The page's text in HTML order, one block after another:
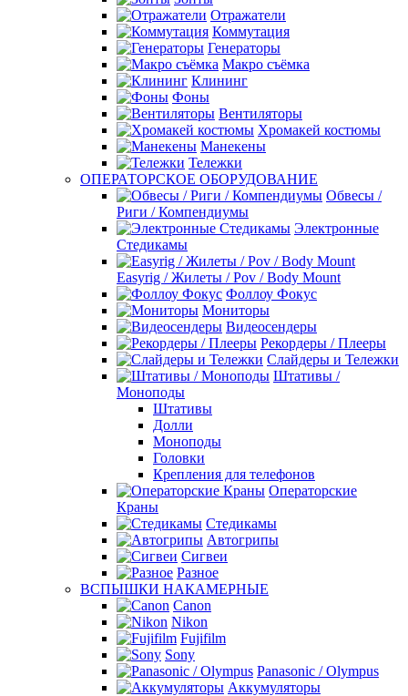
Отражатели
Коммутация
Генераторы
Макро съёмка
Клининг
Фоны
Вентиляторы
Хромакей костюмы
Манекены
Тележки
ОПЕРАТОРСКОЕ ОБОРУДОВАНИЕ
Обвесы /
Риги / Компендиумы
Электронные
Стедикамы
Easyrig / Жилеты / Pov / Body Mount
Фоллоу Фокус
Мониторы
Видеосендеры
Рекордеры / Плееры
Слайдеры и Тележки
Штативы /
Моноподы
Штативы
Долли
Моноподы
Головки
Крепления для телефонов
Операторские
Краны
Стедикамы
Автогрипы
Сигвеи
Разное
ВСПЫШКИ НАКАМЕРНЫЕ
Canon
Nikon
Fujifilm
Sony
Panasonic / Olympus
Аккумуляторы